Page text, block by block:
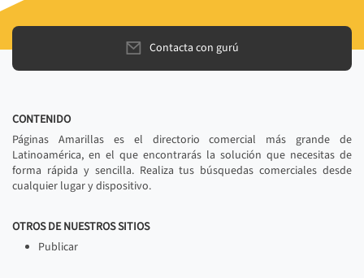
Contacta con gurú
CONTENIDO
Páginas Amarillas es el directorio comercial más grande de
Latinoamérica, en el que encontrarás la solución que necesitas de
forma rápida y sencilla. Realiza tus búsquedas comerciales desde
cualquier lugar y dispositivo.
OTROS DE NUESTROS SITIOS
Publicar